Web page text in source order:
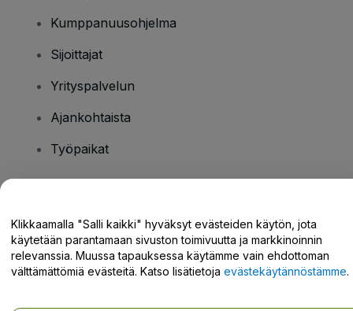
Kumppanuusohjelma
Sijoittajat
Yrityspalvelun
Ajankohtaista
Työpaikat
Tukikeskus / Ota meihin yhteyttä
Klikkaamalla "Salli kaikki" hyväksyt evästeiden käytön, jota
käytetään parantamaan sivuston toimivuutta ja markkinoinnin
relevanssia. Muussa tapauksessa käytämme vain ehdottoman
välttämättömiä evästeitä. Katso lisätietoja evästekäytännöstämme.